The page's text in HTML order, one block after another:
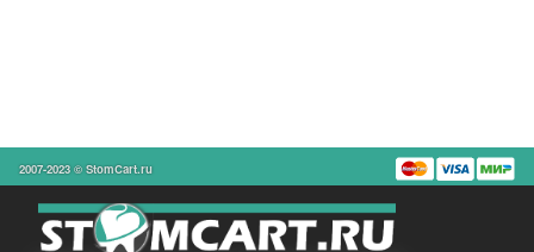
2007-2023 © StomCart.ru